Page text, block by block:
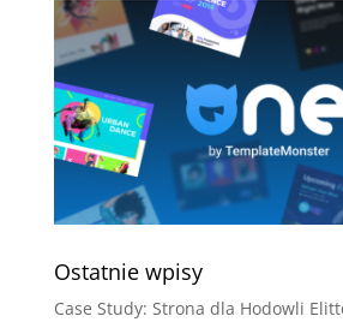
Ostatnie wpisy
Case Study: Strona dla Hodowli